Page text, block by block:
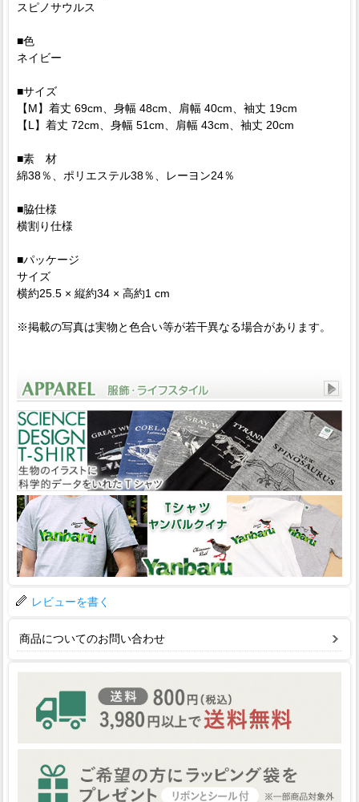
スピノサウルス
■色
ネイビー
■サイズ
【M】着丈 69cm、身幅 48cm、肩幅 40cm、袖丈 19cm
【L】着丈 72cm、身幅 51cm、肩幅 43cm、袖丈 20cm
■素 材
綿38％、ポリエステル38％、レーヨン24％
■脇仕様
横割り仕様
■パッケージ
サイズ
横約25.5 × 縦約34 × 高約1 cm
※掲載の写真は実物と色合い等が若干異なる場合があります。
レビューを書く
商品についてのお問い合わせ